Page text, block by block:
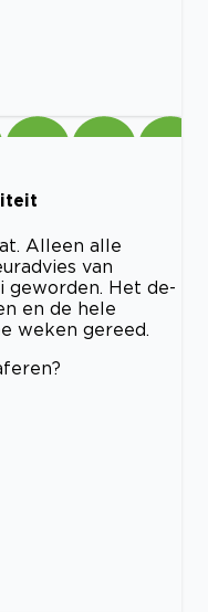
Alleen alle
van
geworden. Het de-
en de hele
weken gereed.